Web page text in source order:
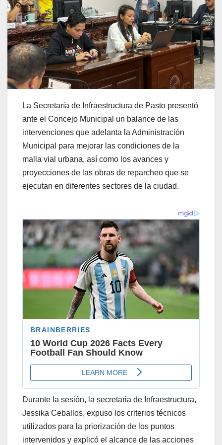
La Secretaría de Infraestructura de Pasto presentó
ante el Concejo Municipal un balance de las
intervenciones que adelanta la Administración
Municipal para mejorar las condiciones de la
malla vial urbana, así como los avances y
proyecciones de las obras de reparcheo que se
ejecutan en diferentes sectores de la ciudad.
Durante la sesión, la secretaria de Infraestructura,
Jessika Ceballos, expuso los criterios técnicos
utilizados para la priorización de los puntos
intervenidos y explicó el alcance de las acciones